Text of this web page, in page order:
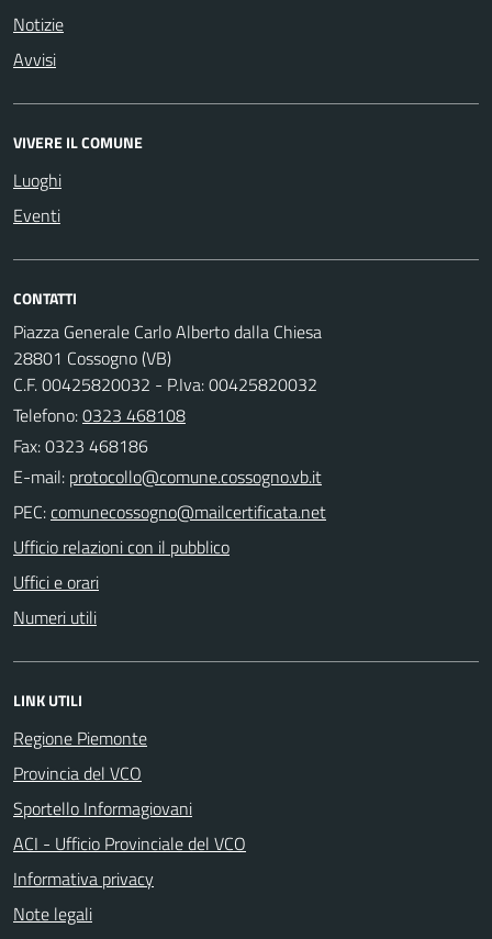
Notizie
Avvisi
VIVERE IL COMUNE
Luoghi
Eventi
CONTATTI
Piazza Generale Carlo Alberto dalla Chiesa
28801 Cossogno (VB)
C.F. 00425820032 - P.Iva: 00425820032
Telefono:0323 468108
Fax: 0323 468186
E-mail:
PEC:
Ufficio relazioni con il pubblico
Uffici e orari
Numeri utili
LINK UTILI
Regione Piemonte
Provincia del VCO
Sportello Informagiovani
ACI - Ufficio Provinciale del VCO
Informativa privacy
Note legali